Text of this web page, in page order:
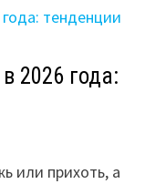
2026 года:
или прихоть, а